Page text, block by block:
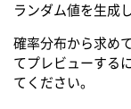
ランダム値を生成
確率分布から求め
てプレビューする
てください。